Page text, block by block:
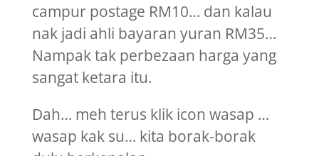
campur postage RM10… dan kalau
nak jadi ahli bayaran yuran RM35…
Nampak tak perbezaan harga yang
sangat ketara itu.
Dah… meh terus klik icon wasap …
wasap kak su… kita borak-borak